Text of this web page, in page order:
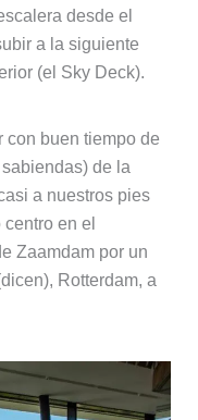
desde el
a la siguiente
(el Sky Deck).
con buen tiempo de
de la
a nuestros pies
en el
Zaamdam por un
Rotterdam, a